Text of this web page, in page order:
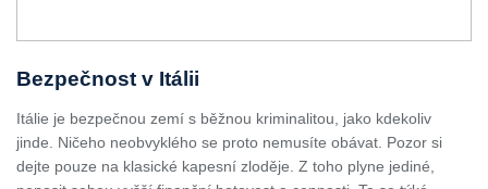
Bezpečnost v Itálii
Itálie je bezpečnou zemí s běžnou kriminalitou, jako kdekoliv
jinde. Ničeho neobvyklého se proto nemusíte obávat. Pozor si
dejte pouze na klasické kapesní zloděje. Z toho plyne jediné,